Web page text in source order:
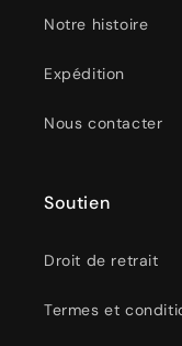
Notre histoire
Expédition
Nous contacter
Soutien
Droit de retrait
Termes et